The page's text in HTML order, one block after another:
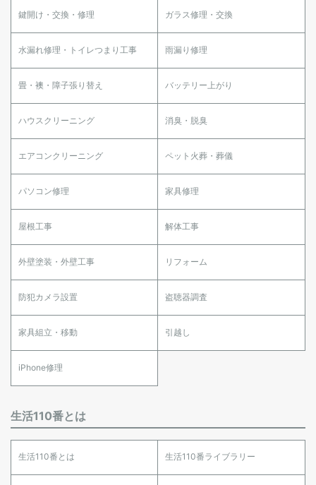
鍵開け・交換・修理 ガラス修理・交換
水漏れ修理・トイレつまり工事 雨漏り修理
畳・襖・障子張り替え バッテリー上がり
ハウスクリーニング 消臭・脱臭
エアコンクリーニング ペット火葬・葬儀
パソコン修理 家具修理
屋根工事 解体工事
外壁塗装・外壁工事 リフォーム
防犯カメラ設置 盗聴器調査
家具組立・移動 引越し
iPhone修理
生活110番とは
生活110番とは 生活110番ライブラリー